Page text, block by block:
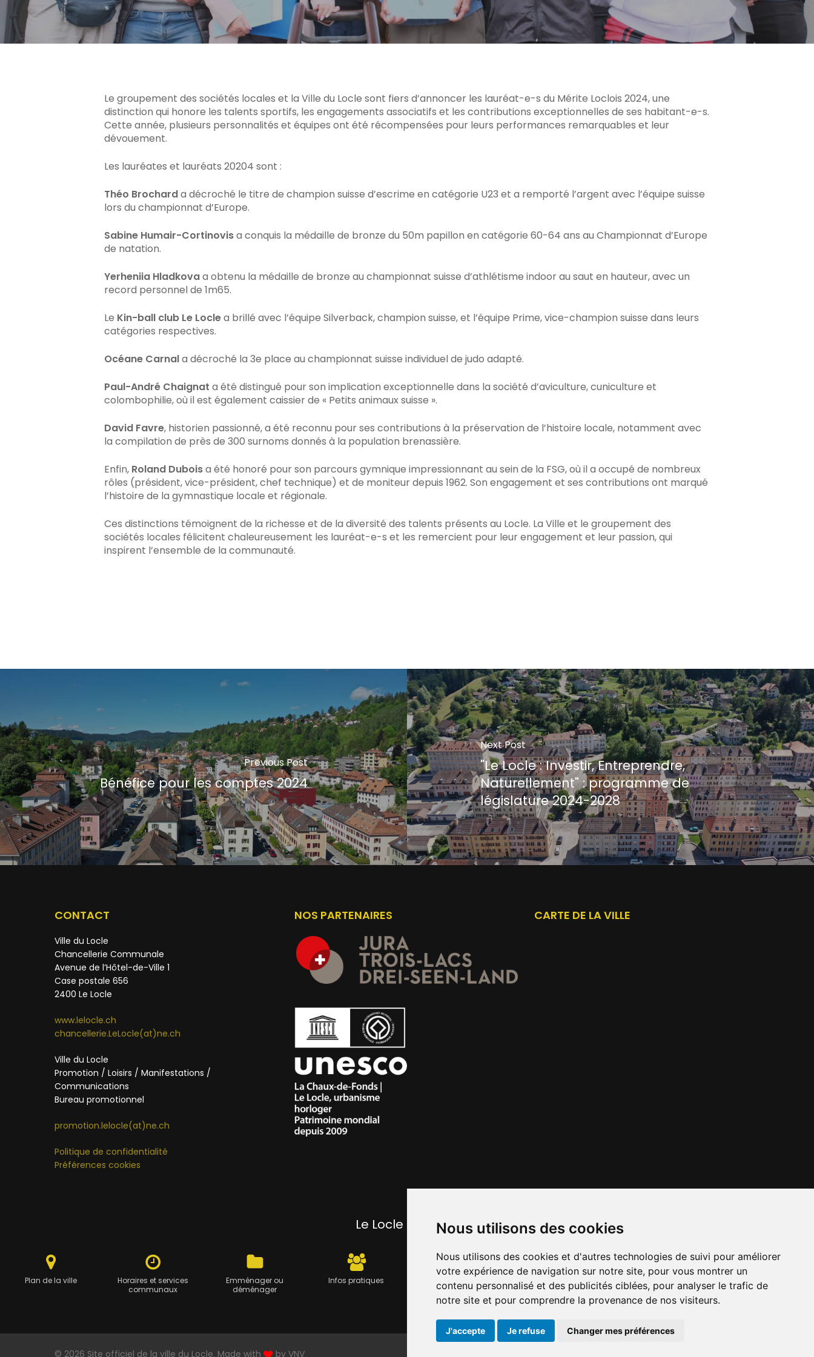
Nous utilisons des cookies
Nous utilisons des cookies et d'autres technologies de suivi pour améliorer
votre expérience de navigation sur notre site, pour vous montrer un
contenu personnalisé et des publicités ciblées, pour analyser le trafic de
notre site et pour comprendre la provenance de nos visiteurs.
J'accepte Je refuse Changer mes préférences
Le groupement des sociétés locales et la Ville du Locle sont fiers d’annoncer les lauréat-e-s du Mérite Loclois 2024, une
distinction qui honore les talents sportifs, les engagements associatifs et les contributions exceptionnelles de ses habitant-e-s.
Cette année, plusieurs personnalités et équipes ont été récompensées pour leurs performances remarquables et leur
dévouement.
Les lauréates et lauréats 20204 sont :
Théo Brocharda décroché le titre de champion suisse d’escrime en catégorie U23 et a remporté l’argent avec l’équipe suisse
lors du championnat d’Europe.
Sabine Humair-Cortinovisa conquis la médaille de bronze du 50m papillon en catégorie 60-64 ans au Championnat d’Europe
de natation.
Yerheniia Hladkovaa obtenu la médaille de bronze au championnat suisse d’athlétisme indoor au saut en hauteur, avec un
record personnel de 1m65.
Le Kin-ball club Le Loclea brillé avec l’équipe Silverback, champion suisse, et l’équipe Prime, vice-champion suisse dans leurs
catégories respectives.
Océane Carnala décroché la 3e place au championnat suisse individuel de judo adapté.
Paul-André Chaignat a été distingué pour son implication exceptionnelle dans la société d’aviculture, cuniculture et
colombophilie, où il est également caissier de « Petits animaux suisse ».
David Favre, historien passionné, a été reconnu pour ses contributions à la préservation de l’histoire locale, notamment avec
la compilation de près de 300 surnoms donnés à la population brenassière.
Enfin, Roland Duboisa été honoré pour son parcours gymnique impressionnant au sein de la FSG, où il a occupé de nombreux
rôles (président, vice-président, chef technique) et de moniteur depuis 1962. Son engagement et ses contributions ont marqué
l’histoire de la gymnastique locale et régionale.
Ces distinctions témoignent de la richesse et de la diversité des talents présents au Locle. La Ville et le groupement des
sociétés locales félicitent chaleureusement les lauréat-e-s et les remercient pour leur engagement et leur passion, qui
inspirent l’ensemble de la communauté.
Previous Post
Bénéfice pour les comptes 2024
Next Post
"Le Locle : Investir, Entreprendre,
Naturellement" : programme de
législature 2024-2028
CONTACT
Ville du Locle
Chancellerie Communale
Avenue de l’Hôtel-de-Ville 1
Case postale 656
2400 Le Locle
www.lelocle.ch
chancellerie.LeLocle(at)ne.ch
Ville du Locle
Promotion / Loisirs / Manifestations /
Communications
Bureau promotionnel
promotion.lelocle(at)ne.ch
Politique de confidentialité
Préférences cookies
NOS PARTENAIRES CARTE DE LA VILLE
Le Locle pratique
Plan de la ville
Horaires et services
communaux
Emménager ou
déménager
Infos pratiques
Carte journalière CFF -
Flexicard
Travaux importants en
cours
Numéros d'urgence À louer / à vendre
© 2026 Site officiel de la ville du Locle. Made with by VNV